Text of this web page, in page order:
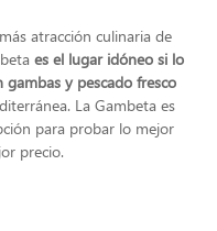
atracción culinaria de
es el lugar idóneo si lo
gambas y pescado fresco
La Gambeta es
para probar lo mejor
precio.